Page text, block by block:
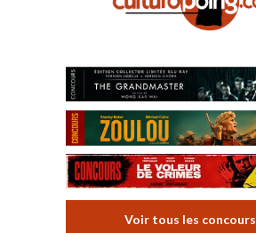
Voir tous les concours